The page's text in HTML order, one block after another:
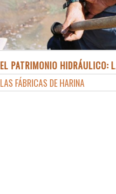
EL PATRIMONIO HIDRÁULICO:
LAS FÁBRICAS DE HARINA